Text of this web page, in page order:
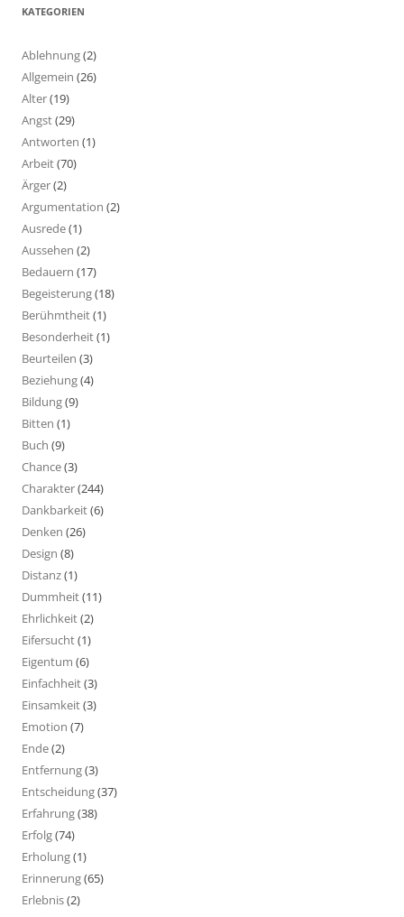
KATEGORIEN
Ablehnung(2)
Allgemein (26)
Alter(19)
Angst(29)
Antworten (1)
Arbeit(70)
Ärger(2)
Argumentation (2)
Ausrede(1)
Aussehen (2)
Bedauern (17)
Begeisterung(18)
Berühmtheit(1)
Besonderheit(1)
Beurteilen (3)
Beziehung(4)
Bildung(9)
Bitten (1)
Buch (9)
Chance(3)
Charakter(244)
Dankbarkeit(6)
Denken (26)
Design (8)
Distanz(1)
Dummheit(11)
Ehrlichkeit(2)
Eifersucht(1)
Eigentum (6)
Einfachheit(3)
Einsamkeit(3)
Emotion (7)
Ende(2)
Entfernung(3)
Entscheidung(37)
Erfahrung(38)
Erfolg(74)
Erholung(1)
Erinnerung(65)
Erlebnis(2)